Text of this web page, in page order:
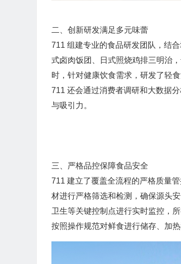
二、创新研发满足多元味蕾
711 组建专业的食品研发团队，结
式卤肉饭团、日式照烧鸡排三明治
时，针对健康饮食需求，研发了轻
711 还会通过消费者调研和大数据
与吸引力。
三、严格品控保障食品安全
711 建立了覆盖全流程的严格质量
材进行严格筛选和检测，确保源头
卫生等关键控制点进行实时监控，
按照操作规范对鲜食进行储存、加